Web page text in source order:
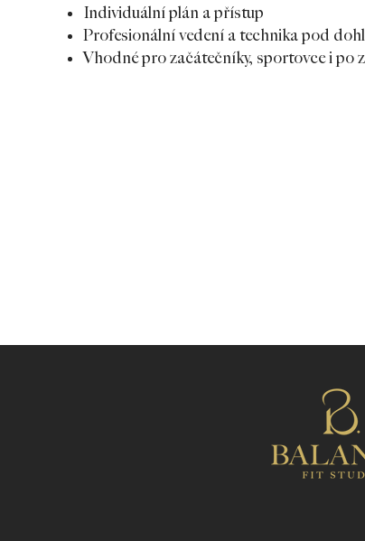
Individuální plán a přístup
Profesionální vedení a technika pod
Vhodné pro začátečníky, sportovce i po